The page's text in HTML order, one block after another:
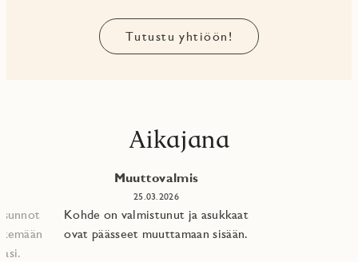
Tutustu yhtiöön!
Aikajana
Muuttovalmis
25.03.2026
Kohde on valmistunut ja asukkaat
ovat päässeet muuttamaan sisään.